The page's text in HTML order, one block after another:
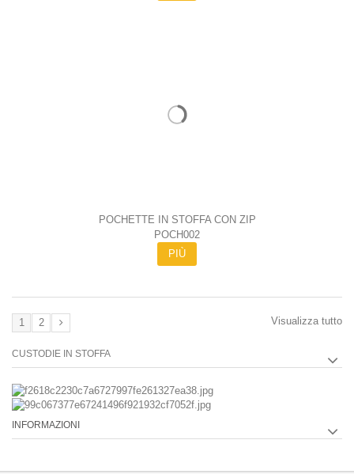
POCHETTE IN STOFFA CON ZIP
POCH002
PIÙ
Visualizza tutto
1 2
CUSTODIE IN STOFFA
INFORMAZIONI